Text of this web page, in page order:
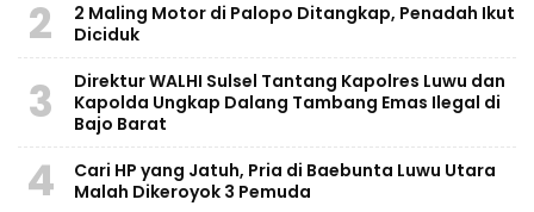
2
2 Maling Motor di Palopo Ditangkap, Penadah Ikut
Diciduk
3
Direktur WALHI Sulsel Tantang Kapolres Luwu dan
Kapolda Ungkap Dalang Tambang Emas Ilegal di
Bajo Barat
4
Cari HP yang Jatuh, Pria di Baebunta Luwu Utara
Malah Dikeroyok 3 Pemuda